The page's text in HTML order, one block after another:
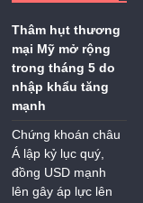
Thâm hụt thương
mại Mỹ mở rộng
trong tháng 5 do
nhập khẩu tăng
mạnh
Chứng khoán châu
Á lập kỷ lục quý,
đồng USD mạnh
lên gây áp lực lên